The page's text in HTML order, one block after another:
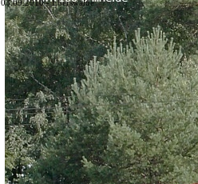
03.09.2010 - Eberswalde